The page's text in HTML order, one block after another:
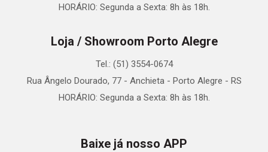
HORÁRIO: Segunda a Sexta: 8h às 18h.
Loja / Showroom Porto Alegre
Tel.: (51) 3554-0674
Rua Ângelo Dourado, 77 - Anchieta - Porto Alegre - RS
HORÁRIO: Segunda a Sexta: 8h às 18h.
Baixe já nosso APP